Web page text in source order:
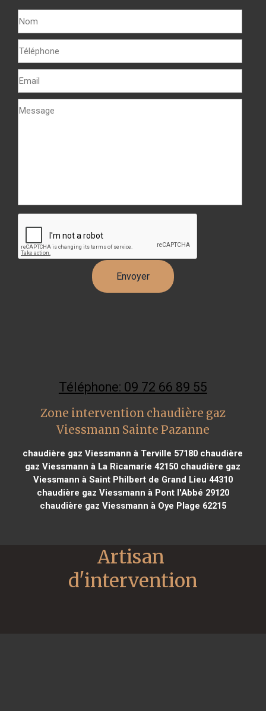
Téléphone: 09 72 66 89 55
Zone intervention chaudière gaz
Viessmann Sainte Pazanne
chaudière gaz Viessmann à Terville 57180 chaudière
gaz Viessmann à La Ricamarie 42150 chaudière gaz
Viessmann à Saint Philbert de Grand Lieu 44310
chaudière gaz Viessmann à Pont l'Abbé 29120
chaudière gaz Viessmann à Oye Plage 62215
Artisan
d'intervention